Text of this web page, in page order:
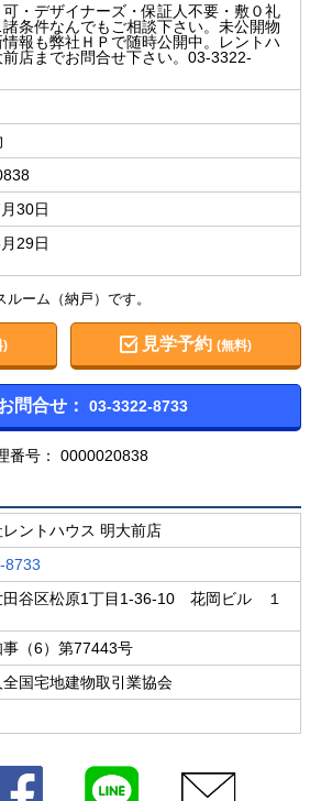
・デザイナーズ・保証人不要・敷０礼
条件なんでもご相談下さい。未公開物
報も弊社ＨＰで随時公開中。レントハ
前店までお問合せ下さい。03-3322-
30日
29日
ーム（納戸）です。
) 見学予約(無料)
問合せ： 03-3322-8733
番号： 0000020838
ントハウス 明大前店
8733
田谷区松原1丁目1-36-10 花岡ビル １
（6）第77443号
国宅地建物取引業協会
Facebook